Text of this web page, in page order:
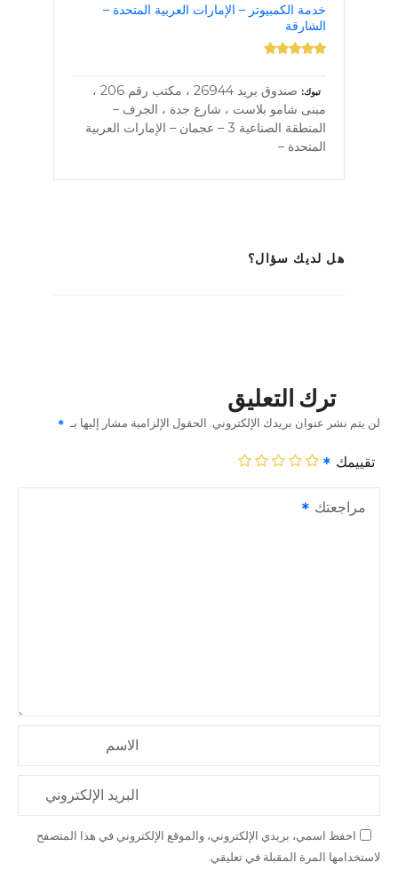
خدمة الكمبيوتر – الإمارات العربية المتحدة –
الشارقة
تبوك
صندوق بريد 26944 ، مكتب رقم 206 ،
مبنى شامو بلاست ، شارع جدة ، الجرف –
المنطقة الصناعية 3 – عجمان – الإمارات العربية
المتحدة –
هل لديك سؤال؟
ترك التعليق
لن يتم نشر عنوان بريدك الإلكتروني. الحقول الإلزامية مشار إليها بـ
تقييمك
مراجعتك
الاسم
البريد الإلكتروني
احفظ اسمي، بريدي الإلكتروني، والموقع الإلكتروني في هذا المتصفح
لاستخدامها المرة المقبلة في تعليقي.